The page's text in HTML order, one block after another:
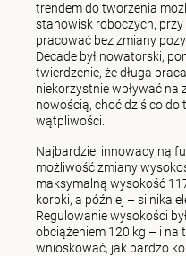
trendem do tworzenia
stanowisk roboczych,
pracować bez zmiany
Decade był nowatorski,
twierdzenie, że długa
niekorzystnie wpływać na
nowością, choć dziś co do
wątpliwości.
Najbardziej innowacyjną
możliwość zmiany
maksymalną wysokość
korbki, a później – silnika
Regulowanie wysokości
obciążeniem 120 kg – i na
wnioskować, jak bardzo